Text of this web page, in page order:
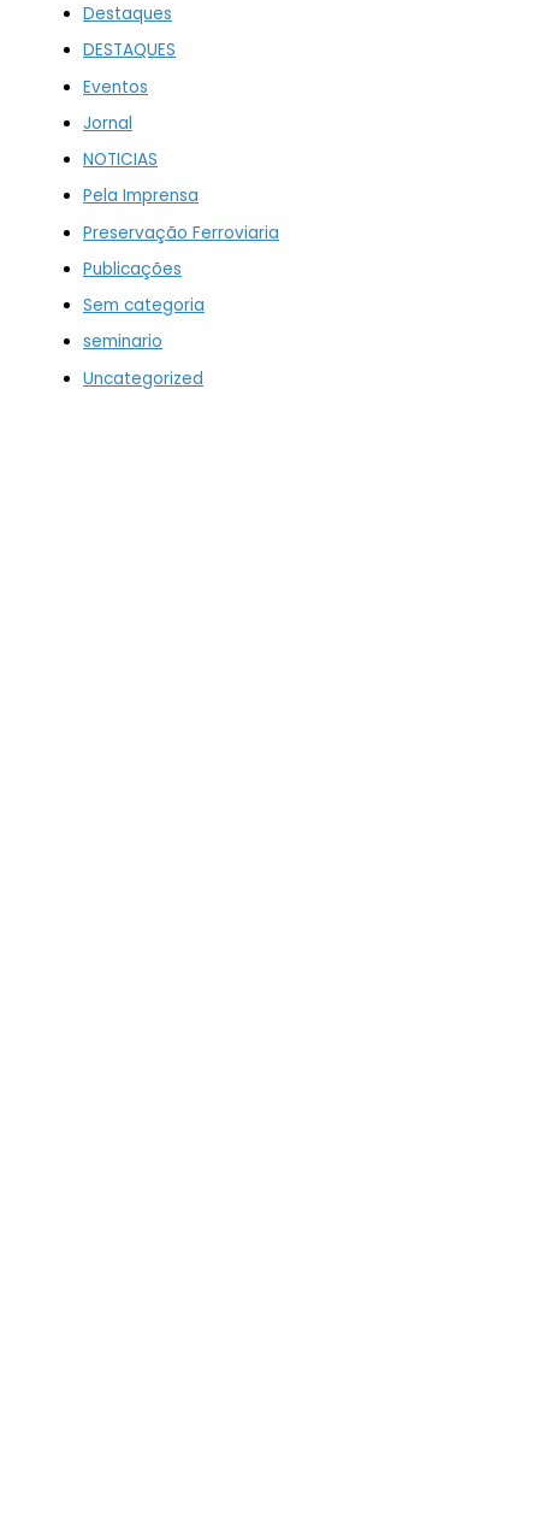
Destaques
DESTAQUES
Eventos
Jornal
NOTICIAS
Pela Imprensa
Preservação Ferroviaria
Publicações
Sem categoria
seminario
Uncategorized